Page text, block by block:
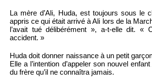
La mère d’Ali, Huda, est toujours sous le
appris ce qui était arrivé à Ali lors de la
l’avait tué délibérément », a-t-elle dit. «
accident. »
Huda doit donner naissance à un petit
Elle a l’intention d’appeler son nouvel
du frère qu’il ne connaîtra jamais.